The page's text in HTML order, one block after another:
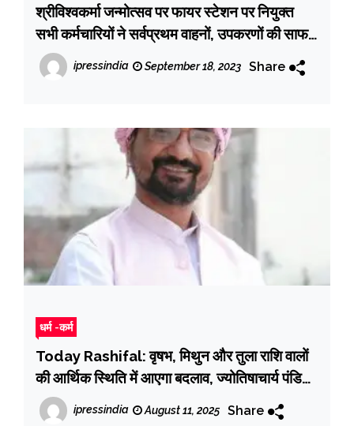
श्रीविश्वकर्मा जन्मोत्सव पर फायर स्टेशन पर नियुक्त
सभी कर्मचारियों ने सर्वप्रथम वाहनों, उपकरणों की साफ-
सफाई की
ipressindia September 18, 2023 Share
धर्म -कर्म
Today Rashifal: वृषभ, मिथुन और तुला राशि वालों
की आर्थिक स्थिति में आएगा बदलाव, ज्योतिषाचार्य पंडित
रजनीश शास्त्री से जानिए आज के राशिफल के बारे में
ipressindia August 11, 2025 Share